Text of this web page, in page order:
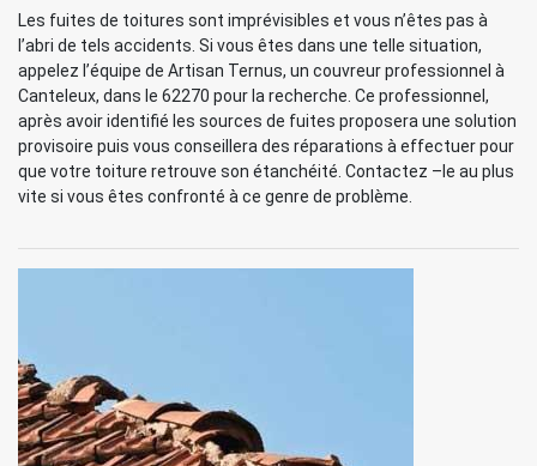
Les fuites de toitures sont imprévisibles et vous n’êtes pas à
l’abri de tels accidents. Si vous êtes dans une telle situation,
appelez l’équipe de Artisan Ternus, un couvreur professionnel à
Canteleux, dans le 62270 pour la recherche. Ce professionnel,
après avoir identifié les sources de fuites proposera une solution
provisoire puis vous conseillera des réparations à effectuer pour
que votre toiture retrouve son étanchéité. Contactez –le au plus
vite si vous êtes confronté à ce genre de problème.